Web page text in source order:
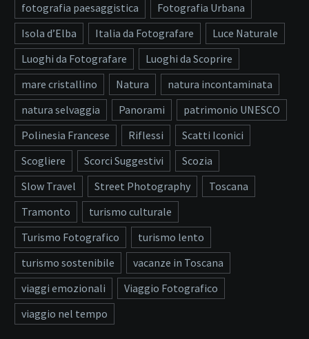
fotografia paesaggistica
Fotografia Urbana
Isola d’Elba
Italia da Fotografare
Luce Naturale
Luoghi da Fotografare
Luoghi da Scoprire
mare cristallino
Natura
natura incontaminata
natura selvaggia
Panorami
patrimonio UNESCO
Polinesia Francese
Riflessi
Scatti Iconici
Scogliere
Scorci Suggestivi
Scozia
Slow Travel
Street Photography
Toscana
Tramonto
turismo culturale
Turismo Fotografico
turismo lento
turismo sostenibile
vacanze in Toscana
viaggi emozionali
Viaggio Fotografico
viaggio nel tempo